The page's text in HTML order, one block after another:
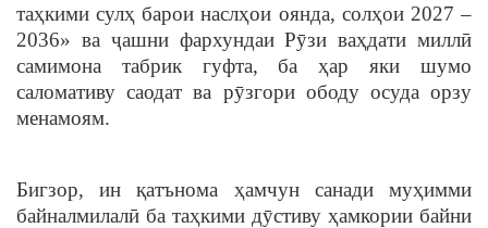
таҳкими сулҳ барои наслҳои оянда, солҳои 2027 –
2036» ва ҷашни фархундаи Рӯзи ваҳдати миллӣ
самимона табрик гуфта, ба ҳар яки шумо
саломативу саодат ва рӯзгори ободу осуда орзу
менамоям.
Бигзор, ин қатънома ҳамчун санади муҳимми
байналмилалӣ ба таҳкими дӯстиву ҳамкории байни